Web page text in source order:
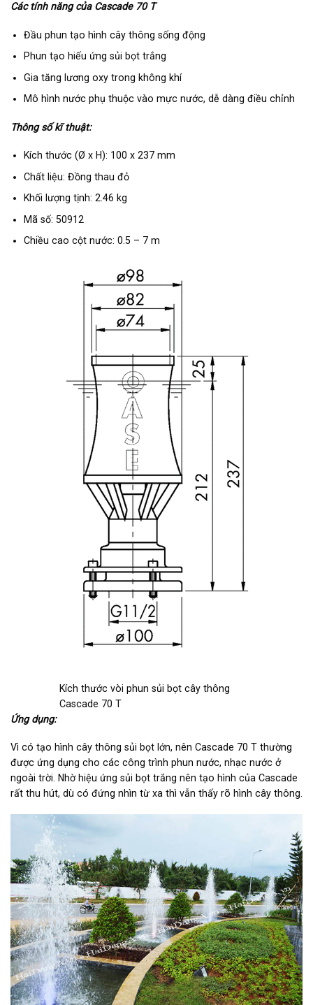
Các tính năng của Cascade 70 T
Đầu phun tạo hình cây thông sống động
Phun tạo hiếu ứng sủi bọt trắng
Gia tăng lương oxy trong không khí
Mô hình nước phụ thuộc vào mực nước, dễ dàng điều chỉnh
Thông số kĩ thuật:
Kích thước (Ø x H): 100 x 237 mm
Chất liệu: Đồng thau đỏ
Khối lượng tịnh: 2.46 kg
Mã số: 50912
Chiều cao cột nước: 0.5 – 7 m
Kích thước vòi phun sủi bọt cây thông
Cascade 70 T
Ứng dụng:
Vì có tạo hình cây thông sủi bọt lớn, nên Cascade 70 T thường
được ứng dụng cho các công trình phun nước, nhạc nước ở
ngoài trời. Nhờ hiệu ứng sủi bọt trắng nên tạo hình của Cascade
rất thu hút, dù có đứng nhìn từ xa thì vẫn thấy rõ hình cây thông.